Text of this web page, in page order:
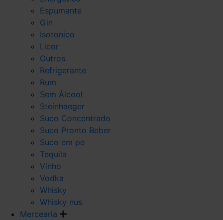
Espumante
Gin
Isotonico
Licor
Outros
Refrigerante
Rum
Sem Álcool
Steinhaeger
Suco Concentrado
Suco Pronto Beber
Suco em po
Tequila
Vinho
Vodka
Whisky
Whisky nus
Mercearia